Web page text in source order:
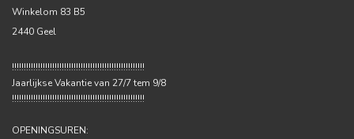
Winkelom 83 B5
2440 Geel
!!!!!!!!!!!!!!!!!!!!!!!!!!!!!!!!!!!!!!!!!!!!!!!!!!!!!!!!
Jaarlijkse Vakantie van 27/7 tem 9/8
!!!!!!!!!!!!!!!!!!!!!!!!!!!!!!!!!!!!!!!!!!!!!!!!!!!!!!!!
OPENINGSUREN: